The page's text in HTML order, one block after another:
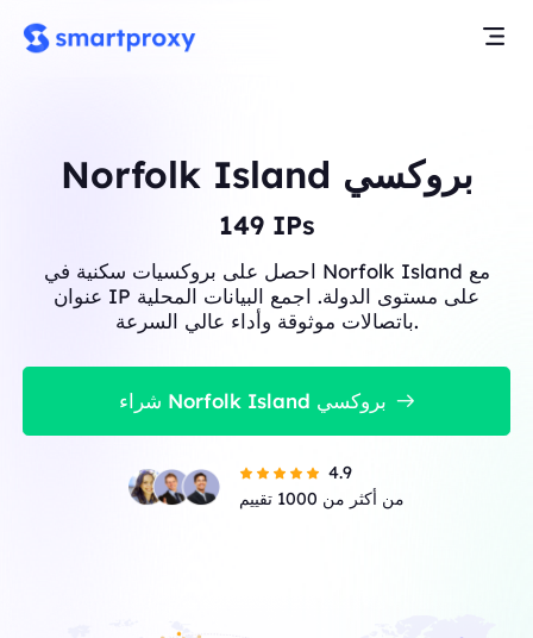
Norfolk Island بروكسي
149IPs
احصل على بروكسيات سكنية في Norfolk Island مع
عنوان IP على مستوى الدولة. اجمع البيانات المحلية
باتصالات موثوقة وأداء عالي السرعة.
شراء Norfolk Island بروكسي
4.9
من أكثر من 1000 تقييم